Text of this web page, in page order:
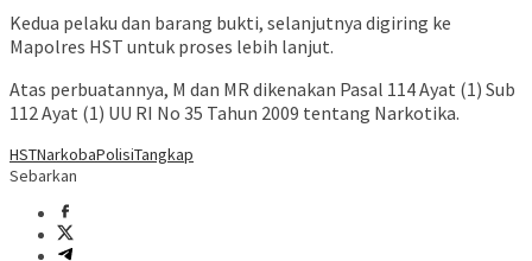
Kedua pelaku dan barang bukti, selanjutnya digiring ke
Mapolres HST untuk proses lebih lanjut.
Atas perbuatannya, M dan MR dikenakan Pasal 114 Ayat (1) Sub
112 Ayat (1) UU RI No 35 Tahun 2009 tentang Narkotika.
HSTNarkobaPolisiTangkap
Sebarkan